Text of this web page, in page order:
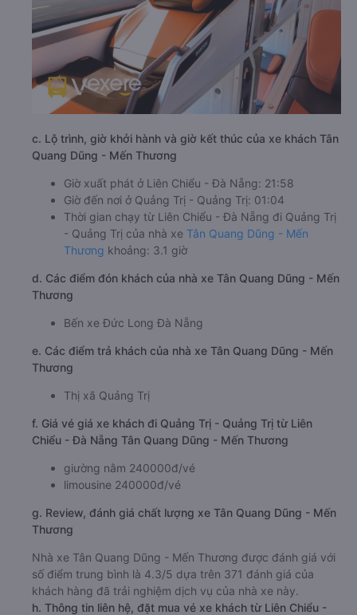
c. Lộ trình, giờ khởi hành và giờ kết thúc của xe khách Tân
Quang Dũng - Mến Thương
Giờ xuất phát ở Liên Chiểu - Đà Nẵng: 21:58
Giờ đến nơi ở Quảng Trị - Quảng Trị: 01:04
Thời gian chạy từ Liên Chiểu - Đà Nẵng đi Quảng Trị
- Quảng Trị của nhà xe Tân Quang Dũng - Mến
Thương khoảng: 3.1 giờ
d. Các điểm đón khách của nhà xe Tân Quang Dũng - Mến
Thương
Bến xe Đức Long Đà Nẵng
e. Các điểm trả khách của nhà xe Tân Quang Dũng - Mến
Thương
Thị xã Quảng Trị
f. Giá vé giá xe khách đi Quảng Trị - Quảng Trị từ Liên
Chiểu - Đà Nẵng Tân Quang Dũng - Mến Thương
giường nằm 240000đ/vé
limousine 240000đ/vé
g. Review, đánh giá chất lượng xe Tân Quang Dũng - Mến
Thương
Nhà xe Tân Quang Dũng - Mến Thương được đánh giá với
số điểm trung bình là 4.3/5 dựa trên 371 đánh giá của
khách hàng đã trải nghiệm dịch vụ của nhà xe này.
h. Thông tin liên hệ, đặt mua vé xe khách từ Liên Chiểu -